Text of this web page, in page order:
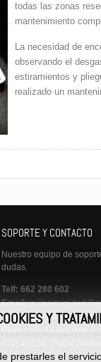
todas las zonas
mantenimiento
La necesidad de
observando el
estiramientos y
realizado un
SOPORTE Y CONTACTO
Nuestro equipo de
dudas.
Telf: 662 280 602
Email:
Website:
Dirección: C/ Mariano
Y
prestarles el